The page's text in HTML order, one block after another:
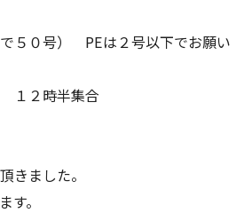
５０号） PEは２号以下でお願い
１２時半集合
きました。
す。